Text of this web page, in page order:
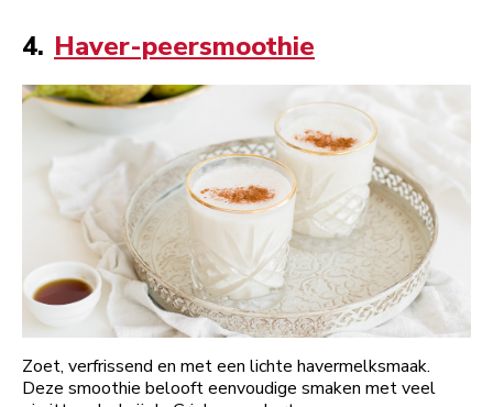
4. Haver-peersmoothie
Zoet, verfrissend en met een lichte havermelksmaak.
Deze smoothie belooft eenvoudige smaken met veel